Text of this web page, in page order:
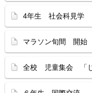
4年生 社会科見学
マラソン旬間 開始
全校 児童集会 「じ